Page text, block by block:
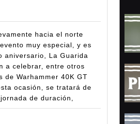
40.000
GT
Barakaldo
(10ª)
–
hacia el norte
muy especial, y es
aniversario, La Guarida
a celebrar, entre otros
de Warhammer 40K GT
ocasión, se tratará de
de duración,